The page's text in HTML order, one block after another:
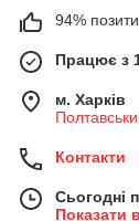
94%
Працює з
м. Харків
Контакти
Сьогодні
Показати